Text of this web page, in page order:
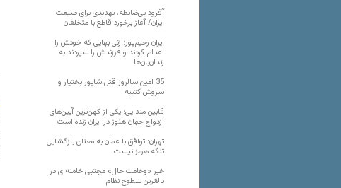
آفرود بی‌ضابطه، تهدیدی برای طبیعت
ایران/ آغاز برخورد قاطع با متخلفان
ایران رحیم‌پور؛ زنی بهایی که خودش را
اعدام کردند و فرزندش را سپردند به
زندان‌بان‌ها
35 امین سالروز قتل شاپور بختیار و
سروش کتیبه
قابین مندایی؛ یکی از کهن‌ترین آیین‌های
ازدواج جهان هنوز در ایران زنده است
تهران: توافق با عمان به معنای بازگشایی
تنگه هرمز نیست
خبر «وخامت حال» مجتبی خامنه‌ای در
بالاترین سطوح نظام